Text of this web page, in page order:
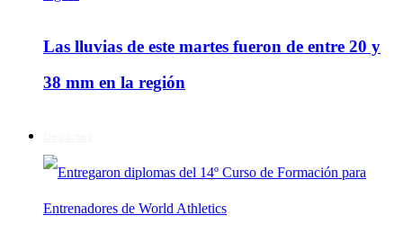
Las lluvias de este martes fueron de entre 20 y
38 mm en la región